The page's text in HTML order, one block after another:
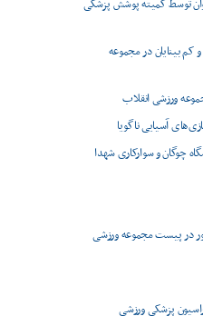
توسط کمیته پوشش پزشکی
کم بینایان در مجموعه
آسیایی ناگویا
چوگان و سوارکاری شهدا
در پیست مجموعه ورزشی
پزشکی ورزشی